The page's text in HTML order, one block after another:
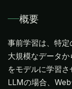
概要
事前学習は、特定
大規模なデータ
をモデルに学習さ
LLMの場合、